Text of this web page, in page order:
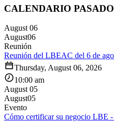
CALENDARIO PASADO
August 06
August06
Reunión
Reunión del LBEAC del 6 de
Thursday, August 06, 2026
10:00 am
August 05
August05
Evento
Cómo certificar su negocio LBE -